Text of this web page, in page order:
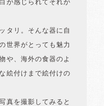
が感じられてそれが
タリ。そんな器に自
世界がとっても魅力
や、海外の食器のよ
絵付けまで絵付けの
真を撮影してみると